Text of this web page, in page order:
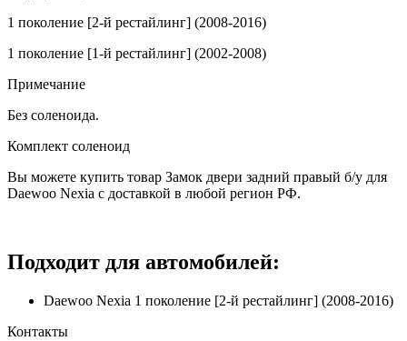
1 поколение [2-й рестайлинг] (2008-2016)
1 поколение [1-й рестайлинг] (2002-2008)
Примечание
Без соленоида.
Комплект соленоид
Вы можете купить товар Замок двери задний правый б/у для
Daewoo Nexia с доставкой в любой регион РФ.
Подходит для автомобилей:
Daewoo Nexia 1 поколение [2-й рестайлинг] (2008-2016)
Контакты